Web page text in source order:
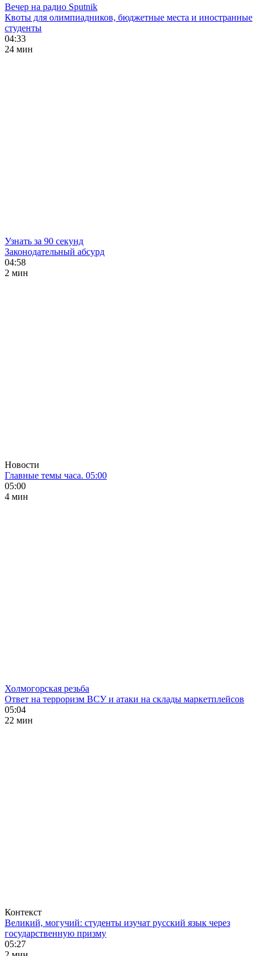
Вечер на радио Sputnik
Квоты для олимпиадников, бюджетные места и иностранные
студенты
04:33
24 мин
Узнать за 90 секунд
Законодательный абсурд
04:58
2 мин
Новости
Главные темы часа. 05:00
05:00
4 мин
Холмогорская резьба
Ответ на терроризм ВСУ и атаки на склады маркетплейсов
05:04
22 мин
Контекст
Великий, могучий: студенты изучат русский язык через
государственную призму
05:27